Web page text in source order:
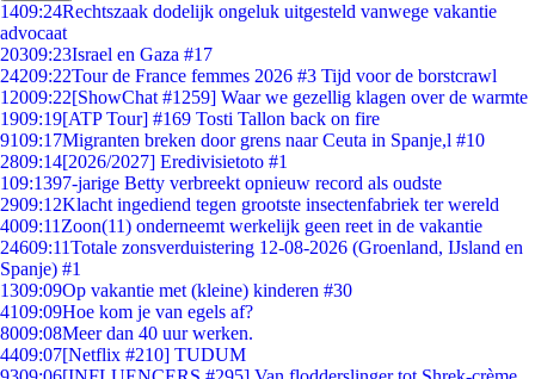
1409:24Rechtszaak dodelijk ongeluk uitgesteld vanwege vakantie
advocaat
20309:23Israel en Gaza #17
24209:22Tour de France femmes 2026 #3 Tijd voor de borstcrawl
12009:22[ShowChat #1259] Waar we gezellig klagen over de warmte
1909:19[ATP Tour] #169 Tosti Tallon back on fire
9109:17Migranten breken door grens naar Ceuta in Spanje,l #10
2809:14[2026/2027] Eredivisietoto #1
109:1397-jarige Betty verbreekt opnieuw record als oudste
2909:12Klacht ingediend tegen grootste insectenfabriek ter wereld
4009:11 Zoon(11) onderneemt werkelijk geen reet in de vakantie
24609:11Totale zonsverduistering 12-08-2026 (Groenland, IJsland en
Spanje) #1
1309:09Op vakantie met (kleine) kinderen #30
4109:09Hoe kom je van egels af?
8009:08Meer dan 40 uur werken.
4409:07[Netflix #210] TUDUM